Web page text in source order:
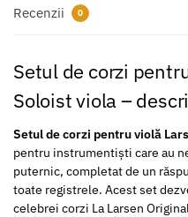
Recenzii 0
Setul de corzi
Soloist viola –
Setul de corzi pentru violă
pentru instrumentiști care au
puternic, completat de un
toate registrele. Acest set
celebrei corzi La Larsen